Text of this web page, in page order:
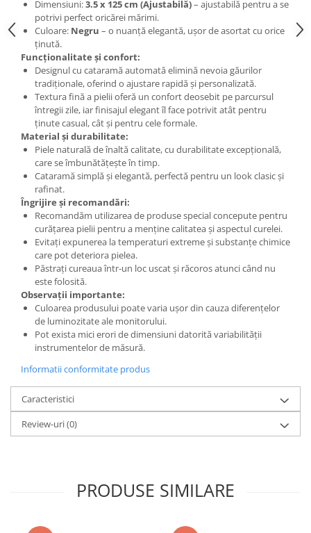
Dimensiuni:3.5 x 125 cm (Ajustabilă)– ajustabilă pentru a se
potrivi perfect oricărei mărimi.
Culoare: Negru – o nuanță elegantă, ușor de asortat cu orice
ținută.
Funcționalitate și confort:
Designul cu cataramă automată elimină nevoia găurilor
tradiționale, oferind o ajustare rapidă și personalizată.
Textura fină a pielii oferă un confort deosebit pe parcursul
întregii zile, iar finisajul elegant îl face potrivit atât pentru
ținute casual, cât și pentru cele formale.
Material și durabilitate:
Piele naturală de înaltă calitate, cu durabilitate excepțională,
care se îmbunătățește în timp.
Cataramă simplă și elegantă, perfectă pentru un look clasic și
rafinat.
Îngrijire și recomandări:
Recomandăm utilizarea de produse special concepute pentru
curățarea pielii pentru a menține calitatea și aspectul curelei.
Evitați expunerea la temperaturi extreme și substanțe chimice
care pot deteriora pielea.
Păstrați cureaua într-un loc uscat și răcoros atunci când nu
este folosită.
Observații importante:
Culoarea produsului poate varia ușor din cauza diferențelor
de luminozitate ale monitorului.
Pot exista mici erori de dimensiuni datorită variabilității
instrumentelor de măsură.
Informatii conformitate produs
Caracteristici
Review-uri(0)
PRODUSE SIMILARE